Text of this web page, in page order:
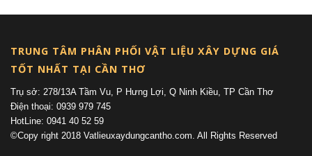
TRUNG TÂM PHÂN PHỐI VẬT LIỆU XÂY DỰNG GIÁ
TỐT NHẤT TẠI CẦN THƠ
Trụ sở: 278/13A Tầm Vu, P Hưng Lợi, Q Ninh Kiều, TP Cần Thơ
Điện thoại: 0939 979 745
HotLine: 0941 40 52 59
©Copy right 2018 Vatlieuxaydungcantho.com. All Rights Reserved